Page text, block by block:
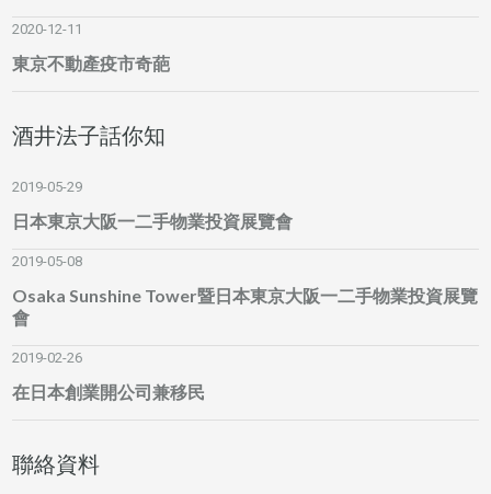
2020-12-11
東京不動產疫市奇葩
酒井法子話你知
2019-05-29
日本東京大阪一二手物業投資展覽會
2019-05-08
Osaka Sunshine Tower暨日本東京大阪一二手物業投資展覽
會
2019-02-26
在日本創業開公司兼移民
聯絡資料